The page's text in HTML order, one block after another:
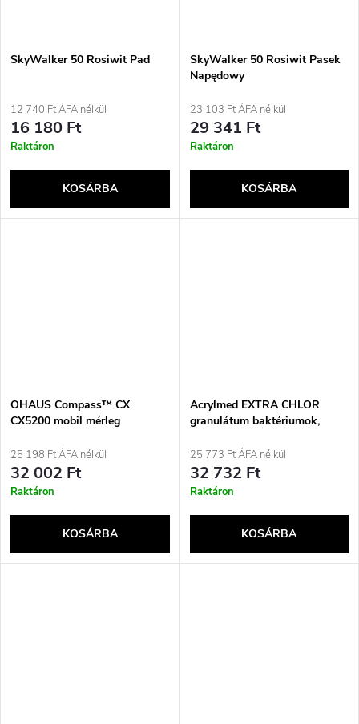
SkyWalker 50 Rosiwit Pad
12 740 Ft ÁFA nélkül
16 180 Ft
Raktáron
KOSÁRBA
SkyWalker 50 Rosiwit Pasek
Napędowy
23 103 Ft ÁFA nélkül
29 341 Ft
Raktáron
KOSÁRBA
OHAUS Compass™ CX
CX5200 mobil mérleg
25 198 Ft ÁFA nélkül
32 002 Ft
Raktáron
KOSÁRBA
Acrylmed EXTRA CHLOR
granulátum baktériumok,
elpusztítására medencevízben
3 kg
25 773 Ft ÁFA nélkül
32 732 Ft
Raktáron
KOSÁRBA